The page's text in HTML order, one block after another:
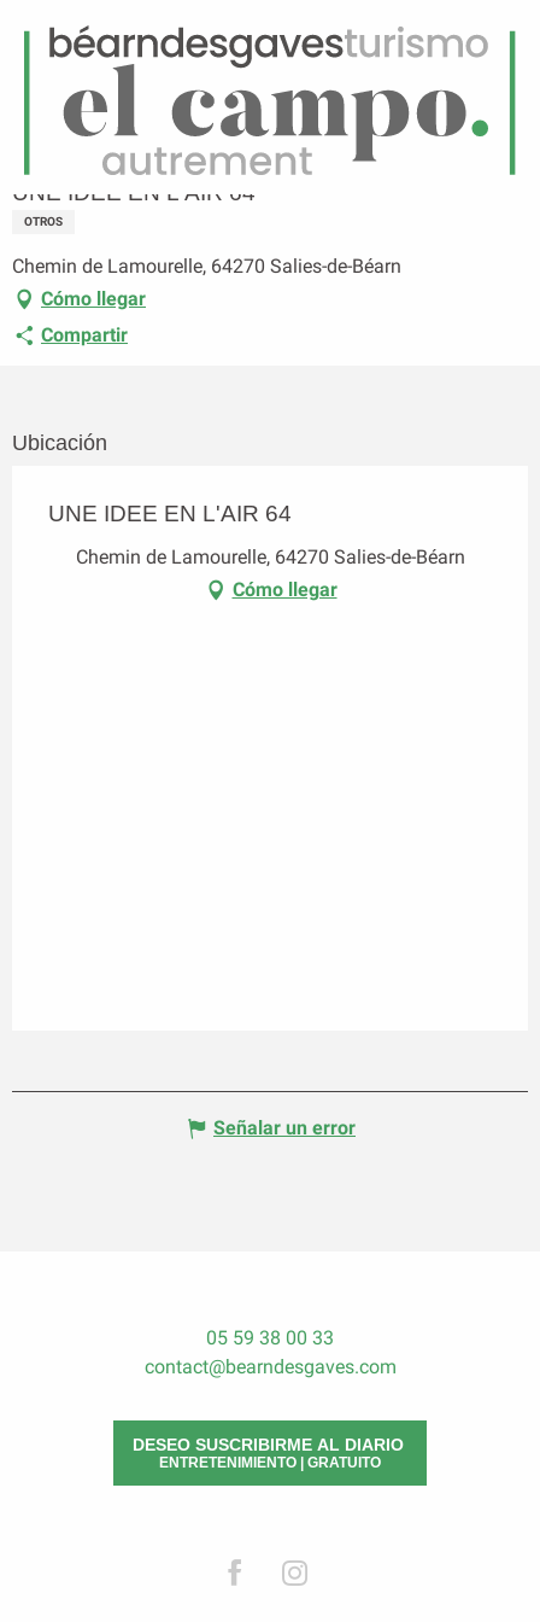
Menú
Página principal UNE IDEE EN L'AIR 64
UNE IDEE EN L'AIR 64
OTROS
Chemin de Lamourelle, 64270 Salies-de-Béarn
Cómo llegar
Compartir
Ubicación
UNE IDEE EN L'AIR 64
Chemin de Lamourelle, 64270 Salies-de-Béarn
Cómo llegar
Señalar un error
05 59 38 00 33
contact@bearndesgaves.com
DESEO SUSCRIBIRME AL DIARIO
ENTRETENIMIENTO | GRATUITO